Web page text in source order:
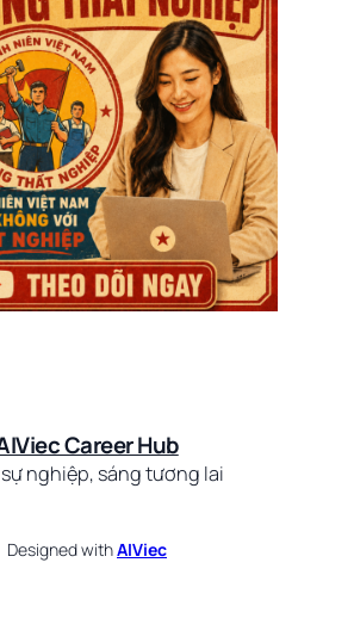
Career Hub
nghiệp, sáng tương lai
Designed withAIViec